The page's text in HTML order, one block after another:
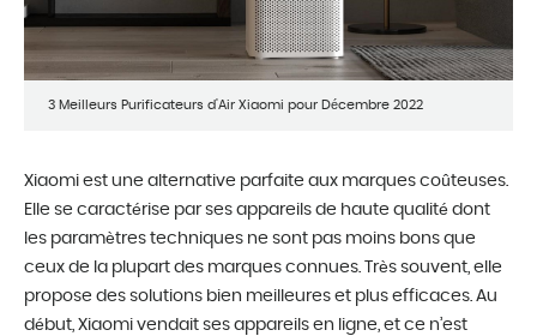
3 Meilleurs Purificateurs d'Air Xiaomi pour Décembre 2022
Xiaomi est une alternative parfaite aux marques coûteuses.
Elle se caractérise par ses appareils de haute qualité dont
les paramètres techniques ne sont pas moins bons que
ceux de la plupart des marques connues. Très souvent, elle
propose des solutions bien meilleures et plus efficaces. Au
début, Xiaomi vendait ses appareils en ligne, et ce n’est